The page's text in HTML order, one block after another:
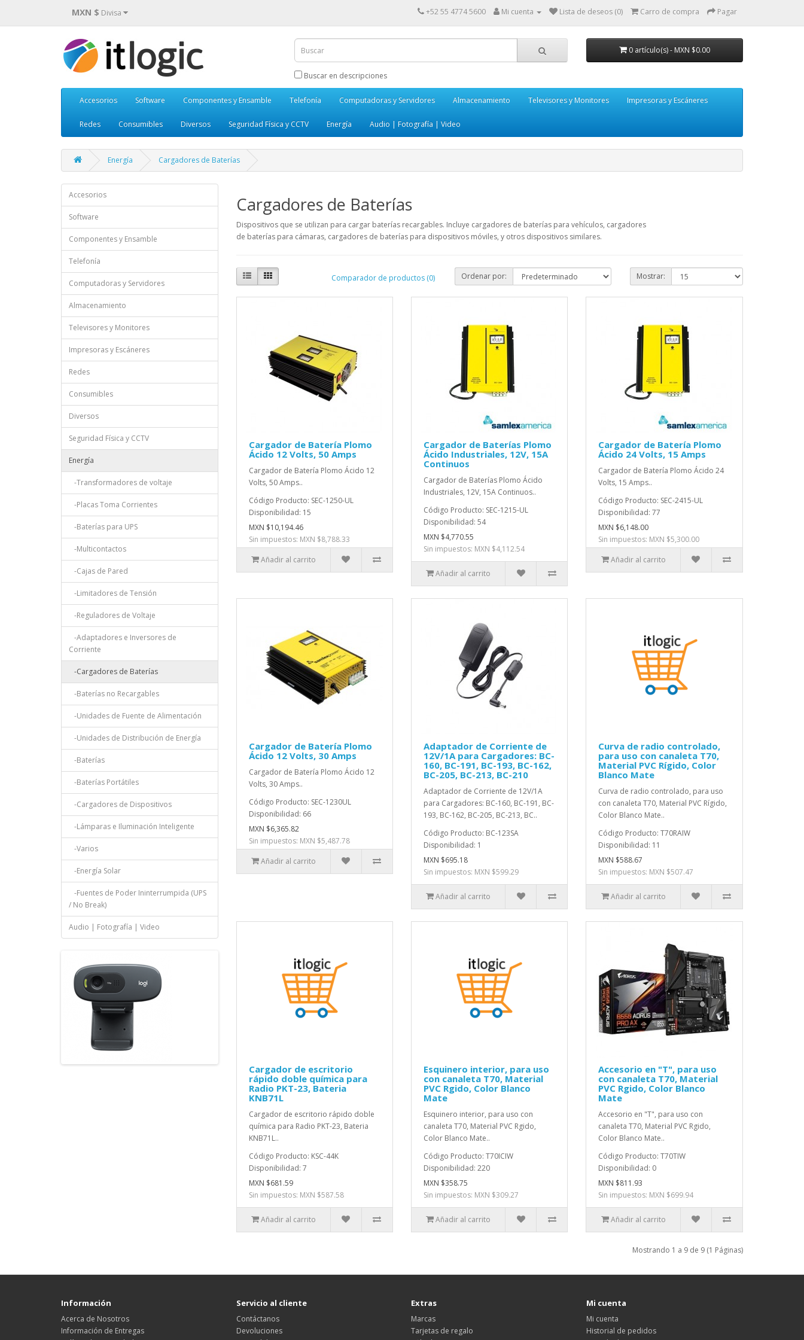
MXN $ Divisa +52 55 4774 5600 Mi cuenta Lista de deseos (0) Carro de compra Pagar
Buscar en descripciones
0 artículo(s) - MXN $0.00
Accesorios Software Componentes y Ensamble Telefonía Computadoras y Servidores Almacenamiento Televisores y Monitores Impresoras y Escáneres
Redes Consumibles Diversos Seguridad Física y CCTV Energía Audio | Fotografía | Video
Energía Cargadores de Baterías
Accesorios
Software
Componentes y Ensamble
Telefonía
Computadoras y Servidores
Almacenamiento
Televisores y Monitores
Impresoras y Escáneres
Redes
Consumibles
Diversos
Seguridad Física y CCTV
Energía
-Transformadores de voltaje
-Placas Toma Corrientes
-Baterías para UPS
-Multicontactos
-Cajas de Pared
-Limitadores de Tensión
-Reguladores de Voltaje
-Adaptadores e Inversores de
Corriente
-Cargadores de Baterías
-Baterías no Recargables
-Unidades de Fuente de Alimentación
-Unidades de Distribución de Energía
-Baterías
-Baterías Portátiles
-Cargadores de Dispositivos
-Lámparas e Iluminación Inteligente
-Varios
-Energía Solar
-Fuentes de Poder Ininterrumpida (UPS
/ No Break)
Audio | Fotografía | Video
Cargadores de Baterías
Dispositivos que se utilizan para cargar baterías recargables. Incluye cargadores de baterías para vehículos, cargadores
de baterías para cámaras, cargadores de baterías para dispositivos móviles, y otros dispositivos similares.
Comparador de productos (0) Ordenar por: Mostrar:
Cargador de Batería Plomo
Ácido 12 Volts, 50 Amps
Cargador de Batería Plomo Ácido 12
Volts, 50 Amps..
Código Producto: SEC-1250-UL
Disponibilidad: 15
MXN $10,194.46
Sin impuestos: MXN $8,788.33
Añadir al carrito
Cargador de Baterías Plomo
Ácido Industriales, 12V, 15A
Continuos
Cargador de Baterías Plomo Ácido
Industriales, 12V, 15A Continuos..
Código Producto: SEC-1215-UL
Disponibilidad: 54
MXN $4,770.55
Sin impuestos: MXN $4,112.54
Añadir al carrito
Cargador de Batería Plomo
Ácido 24 Volts, 15 Amps
Cargador de Batería Plomo Ácido 24
Volts, 15 Amps..
Código Producto: SEC-2415-UL
Disponibilidad: 77
MXN $6,148.00
Sin impuestos: MXN $5,300.00
Añadir al carrito
Cargador de Batería Plomo
Ácido 12 Volts, 30 Amps
Cargador de Batería Plomo Ácido 12
Volts, 30 Amps..
Código Producto: SEC-1230UL
Disponibilidad: 66
MXN $6,365.82
Sin impuestos: MXN $5,487.78
Añadir al carrito
Adaptador de Corriente de
12V/1A para Cargadores: BC-
160, BC-191, BC-193, BC-162,
BC-205, BC-213, BC-210
Adaptador de Corriente de 12V/1A
para Cargadores: BC-160, BC-191, BC-
193, BC-162, BC-205, BC-213, BC..
Código Producto: BC-123SA
Disponibilidad: 1
MXN $695.18
Sin impuestos: MXN $599.29
Añadir al carrito
Curva de radio controlado,
para uso con canaleta T70,
Material PVC Rígido, Color
Blanco Mate
Curva de radio controlado, para uso
con canaleta T70, Material PVC Rígido,
Color Blanco Mate..
Código Producto: T70RAIW
Disponibilidad: 11
MXN $588.67
Sin impuestos: MXN $507.47
Añadir al carrito
Cargador de escritorio
rápido doble química para
Radio PKT-23, Bateria
KNB71L
Cargador de escritorio rápido doble
química para Radio PKT-23, Bateria
KNB71L..
Código Producto: KSC-44K
Disponibilidad: 7
MXN $681.59
Sin impuestos: MXN $587.58
Añadir al carrito
Esquinero interior, para uso
con canaleta T70, Material
PVC Rgido, Color Blanco
Mate
Esquinero interior, para uso con
canaleta T70, Material PVC Rgido,
Color Blanco Mate..
Código Producto: T70ICIW
Disponibilidad: 220
MXN $358.75
Sin impuestos: MXN $309.27
Añadir al carrito
Accesorio en "T", para uso
con canaleta T70, Material
PVC Rgido, Color Blanco
Mate
Accesorio en "T", para uso con
canaleta T70, Material PVC Rgido,
Color Blanco Mate..
Código Producto: T70TIW
Disponibilidad: 0
MXN $811.93
Sin impuestos: MXN $699.94
Añadir al carrito
Mostrando 1 a 9 de 9 (1 Páginas)
Información
Acerca de Nosotros
Información de Entregas
Servicio al cliente
Contáctanos
Devoluciones
Extras
Marcas
Tarjetas de regalo
Mi cuenta
Mi cuenta
Historial de pedidos